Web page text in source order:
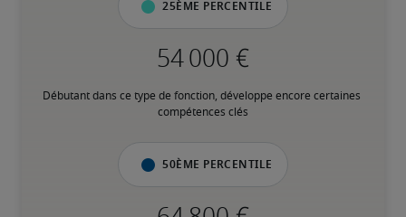
25ème percentile
Débutant dans ce type de fonction, développe encore certaines
compétences clés
50ème percentile